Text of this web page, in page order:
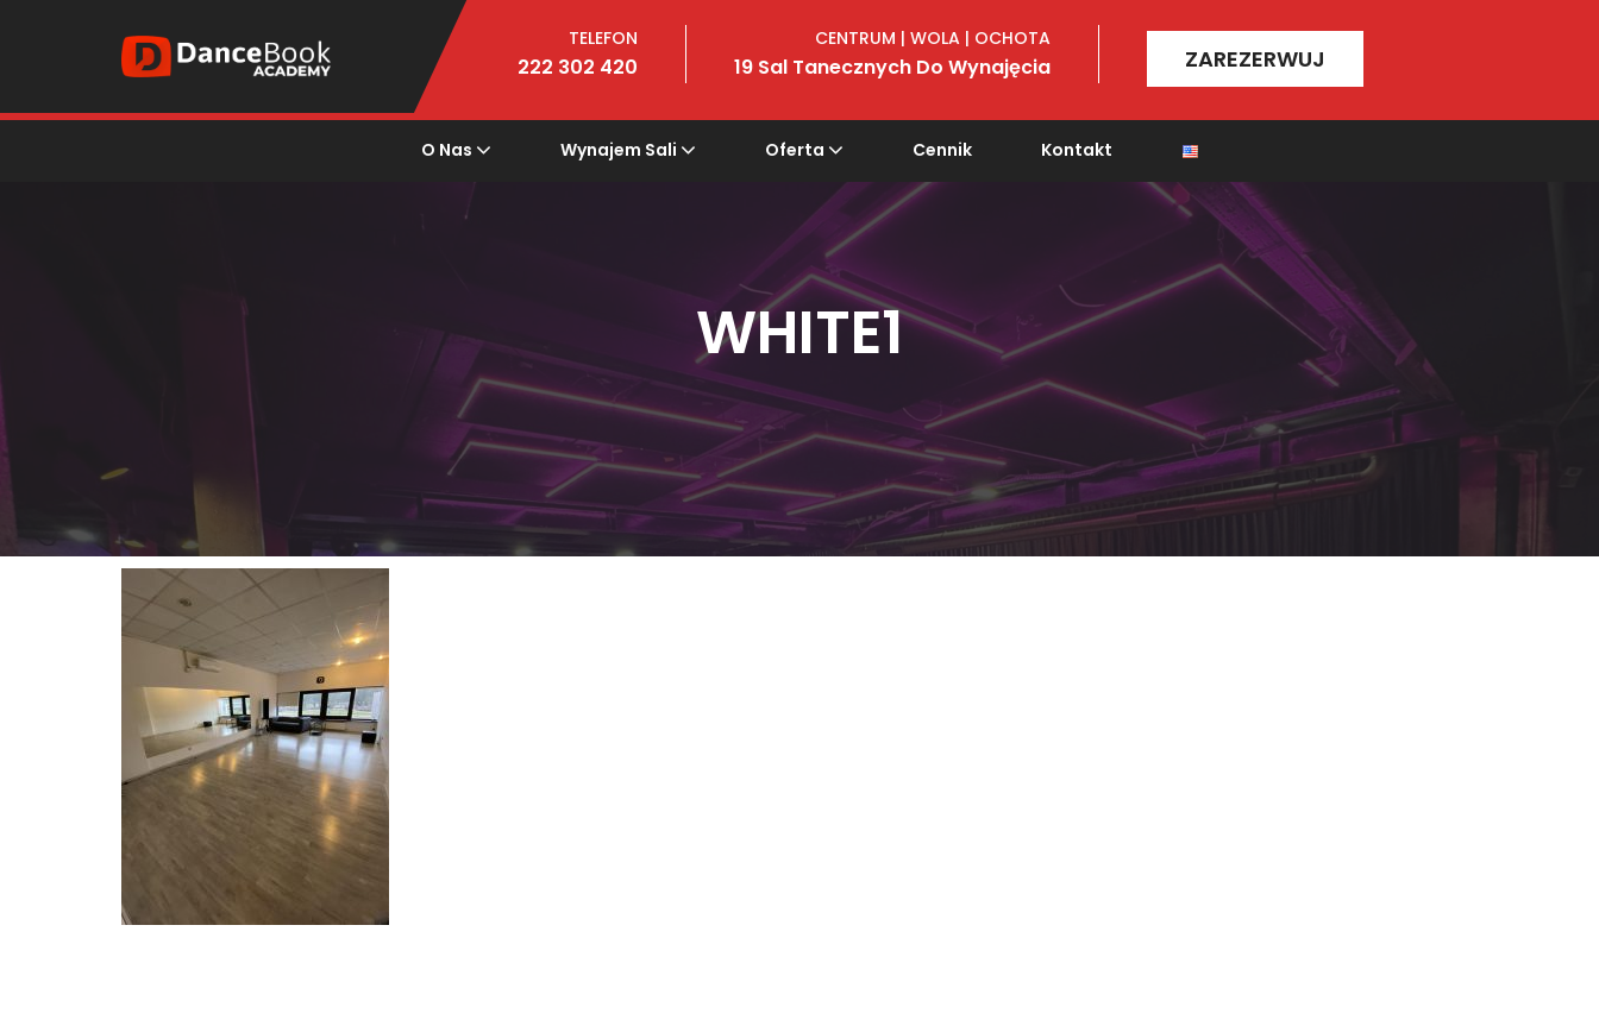
TELEFON
222 302 420
CENTRUM | WOLA | OCHOTA
19 Sal Tanecznych Do Wynajęcia ZAREZERWUJ
O Nas Wynajem Sali Oferta Cennik Kontakt
WHITE1